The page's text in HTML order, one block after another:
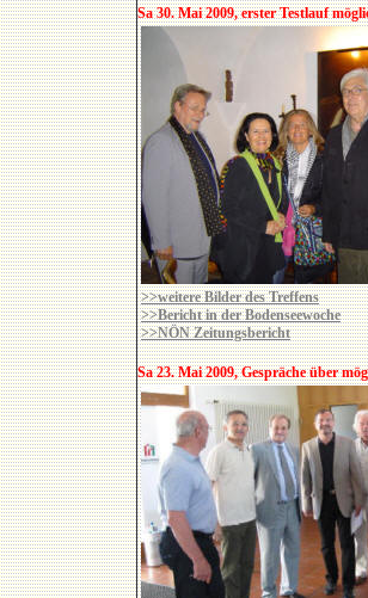
Sa 30. Mai 2009, erster Testlauf
>>weitere Bilder des Treffens
>>Bericht in der Bodenseewoche
>>NÖN Zeitungsbericht
Sa 23. Mai2009, Gespräche über